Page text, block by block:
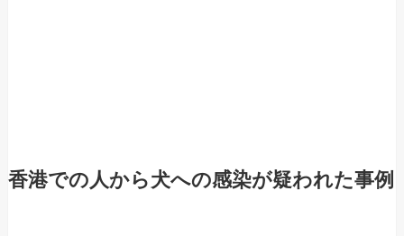
香港での人から犬への感染が疑われた事例